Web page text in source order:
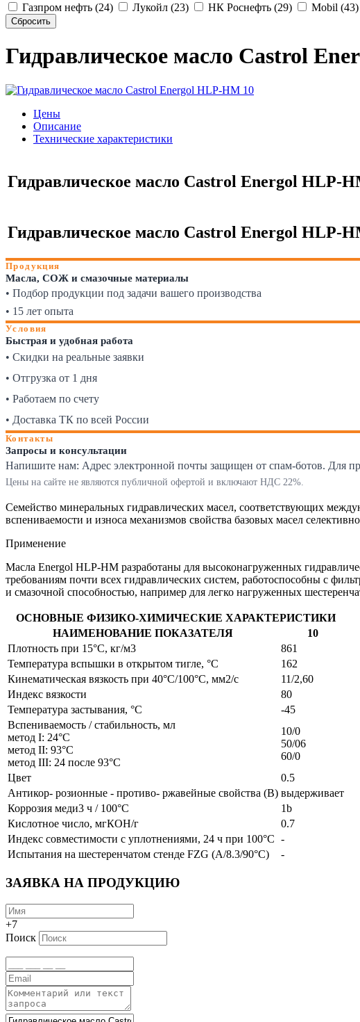
Газпром нефть (24)
Лукойл (23) НК Роснефть (29) Mobil (43)
Гидравлическое масло Castrol
Цены
Описание
Технические характеристики
Гидравлическое масло Castrol Energol HLP-
Гидравлическое масло Castrol Energol HLP-
Продукция
Масла, СОЖ и смазочные материалы
• Подбор продукции под задачи вашего производства
• 15 лет опыта
Условия
Быстрая и удобная работа
• Скидки на реальные заявки
• Отгрузка от 1 дня
• Работаем по счету
• Доставка ТК по всей России
Контакты
Запросы и консультации
Напишите нам: Адрес электронной почты защищен от спам-ботов. Для
Цены на сайте не являются публичной офертой и включают НДС 22%.
Семейство минеральных гидравлических масел, соответствующих
вспениваемости и износа механизмов свойства базовых масел
Применение
Масла Energol HLP-HM разработаны для высоконагруженных
требованиям почти всех гидравлических систем, работоспособны с
и смазочной способностью, например для легко нагруженных
ОСНОВНЫЕ ФИЗИКО-ХИМИЧЕСКИЕ ХАРАКТЕРИСТИКИ
НАИМЕНОВАНИЕ ПОКАЗАТЕЛЯ
10
Плотность при 15°C, кг/м3
861
Температура вспышки в открытом тигле, °C
162
Кинематическая вязкость при 40°C/100°C, мм2/с
11/2,60
Индекс вязкости
80
Температура застывания, °C
-45
Вспениваемость / стабильность, мл
метод I: 24°C
метод II: 93°C
метод III: 24 после 93°C
10/0
50/06
60/0
Цвет
0.5
Антикор- розионные - противо- ржавейные свойства (B) выдерживает
Коррозия меди3 ч / 100°C
1b
Кислотное число, мгКОН/г
0.7
Индекс совместимости с уплотнениями, 24 ч при 100°C -
Испытания на шестеренчатом стенде FZG (A/8.3/90°C)
-
ЗАЯВКА НА ПРОДУКЦИЮ
+7
Поиск